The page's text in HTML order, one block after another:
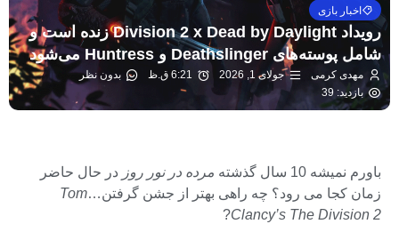
اخبار بازی
رویداد Division 2 x Dead by Daylight زنده است و
شامل پوسته‌های Deathslinger و Huntress می‌شود
مهدی کرمی جولای 1, 2026 6:21 ق.ظ
بدون نظر
بازدید: 39
باورم نمیشه 10 سال گذشته مرده در نور روز در حال حاضر
زمان کجا می رود؟ چه راهی بهتر از جشن گرفتن…Tom
Clancy’s The Division 2
?